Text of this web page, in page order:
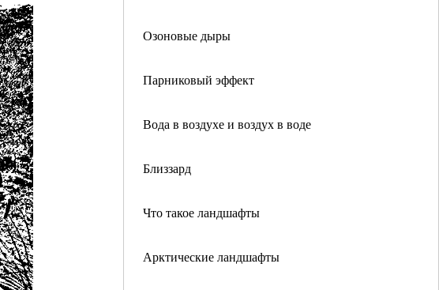
Озоновые дыры
Парниковый эффект
Вода в воздухе и воздух в воде
Близзард
Что такое ландшафты
Арктические ландшафты